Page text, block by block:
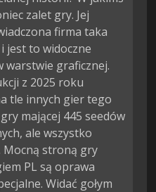
zalet gry. Jej
firma taka
jest to widoczne
warstwie graficznej.
z 2025 roku
tle innych gier tego
mającej 445 seedów
ale wszystko
Mocną stroną gry
PL są oprawa
Widać gołym